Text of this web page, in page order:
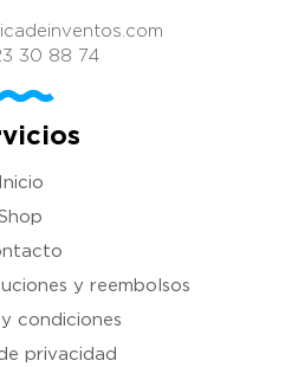
30 88 74
Inicio
y reembolsos
y condiciones
privacidad